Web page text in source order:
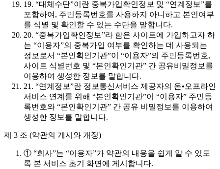
19. “대체수단”이란 중복가입확인정보 및 “연계정보”를
포함하여, 주민등록번호를 사용하지 아니하고 본인여부
를 식별 및 확인할 수 있는 수단을 말합니다.
20. “중복가입확인정보”라 함은 사이트에 가입하고자 하
는 “이용자”의 중복가입 여부를 확인하는 데 사용되는
정보로서 “본인확인기관”이 “이용자”의 주민등록번호,
사이트 식별번호 및 “본인확인기관” 간 공유비밀정보를
이용하여 생성한 정보를 말합니다.
21. “연계정보”란 정보통신서비스 제공자의 온•오프라인
서비스 연계를 위해 “본인확인기관”이 “이용자” 주민등
록번호와 “본인확인기관” 간 공유 비밀정보를 이용하여
생성한 정보를 말합니다.
제 3 조 (약관의 게시와 개정)
① “회사”는 “이용자”가 약관의 내용을 쉽게 알 수 있도
록 본 서비스 초기 화면에 게시합니다.